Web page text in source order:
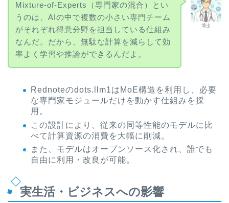
博士
Mixture-of-Experts（専門家の混合）とい
うのは、AIの中で複数の小さい専門チーム
がそれぞれ得意分野を担当している仕組み
なんだ。だから、無駄な計算を減らして効
率よく学習や推論ができるんだよ。
Rednoteのdots.llm1はMoE構造を利用し、必要
な専門家モジュールだけを動かす仕組みを採
用。
この設計により、従来の同等性能のモデルに比
べて計算資源の消費を大幅に削減。
また、モデルはオープンソース化され、誰でも
自由に利用・改良が可能。
実生活・ビジネスへの影響